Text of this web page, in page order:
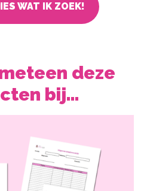
WAT IK ZOEK!
deze
bij…